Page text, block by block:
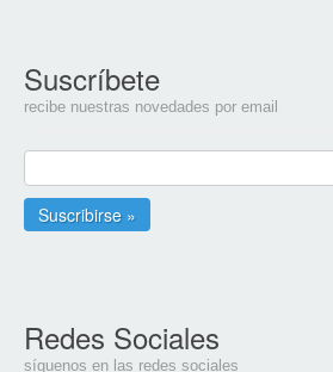
Suscríbete
recibe nuestras novedades por email
Redes Sociales
síguenos en las redes sociales